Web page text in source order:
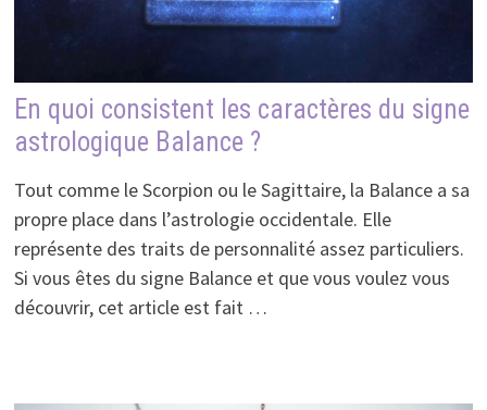
En quoi consistent les caractères du signe
astrologique Balance ?
Tout comme le Scorpion ou le Sagittaire, la Balance a sa
propre place dans l’astrologie occidentale. Elle
représente des traits de personnalité assez particuliers.
Si vous êtes du signe Balance et que vous voulez vous
découvrir, cet article est fait …